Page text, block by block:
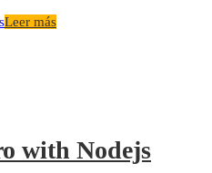
Leer más
with Nodejs